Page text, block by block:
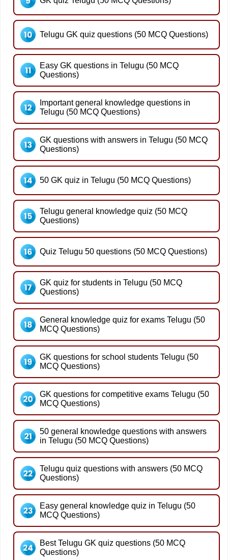
Telugu GK quiz questions (50 MCQ Questions)
Easy GK questions in Telugu (50 MCQ
Questions)
Important general knowledge questions in
Telugu (50 MCQ Questions)
GK questions with answers in Telugu (50 MCQ
Questions)
50 GK quiz in Telugu (50 MCQ Questions)
Telugu general knowledge quiz (50 MCQ
Questions)
Quiz Telugu 50 questions (50 MCQ Questions)
GK quiz for students in Telugu (50 MCQ
Questions)
General knowledge quiz for exams Telugu (50
MCQ Questions)
GK questions for school students Telugu (50
MCQ Questions)
GK questions for competitive exams Telugu (50
MCQ Questions)
50 general knowledge questions with answers
in Telugu (50 MCQ Questions)
Telugu quiz questions with answers (50 MCQ
Questions)
Easy general knowledge quiz in Telugu (50
MCQ Questions)
Best Telugu GK quiz questions (50 MCQ
Questions)